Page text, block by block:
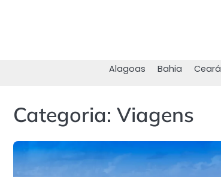
Alagoas Bahia Ceará
Categoria: Viagens